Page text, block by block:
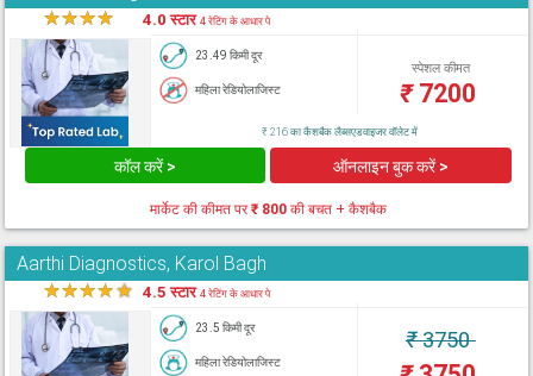
★★★★ 4.0 स्टार4 रेटिंग के आधार पे
23.49 किमी दूर
महिला रेडियोलाजिस्ट
स्पेशल कीमत
₹7200
₹ 216 का कैशबैक लैब्सएडवाइजर वॉलेट में
कॉल करें > ऑनलाइन बुक करें >
मार्केट की कीमत पर₹ 800की बचत + कैशबैक
Aarthi Diagnostics, Karol Bagh
★★★★★ 4.5 स्टार4 रेटिंग के आधार पे
23.5 किमी दूर
महिला रेडियोलाजिस्ट
₹3750